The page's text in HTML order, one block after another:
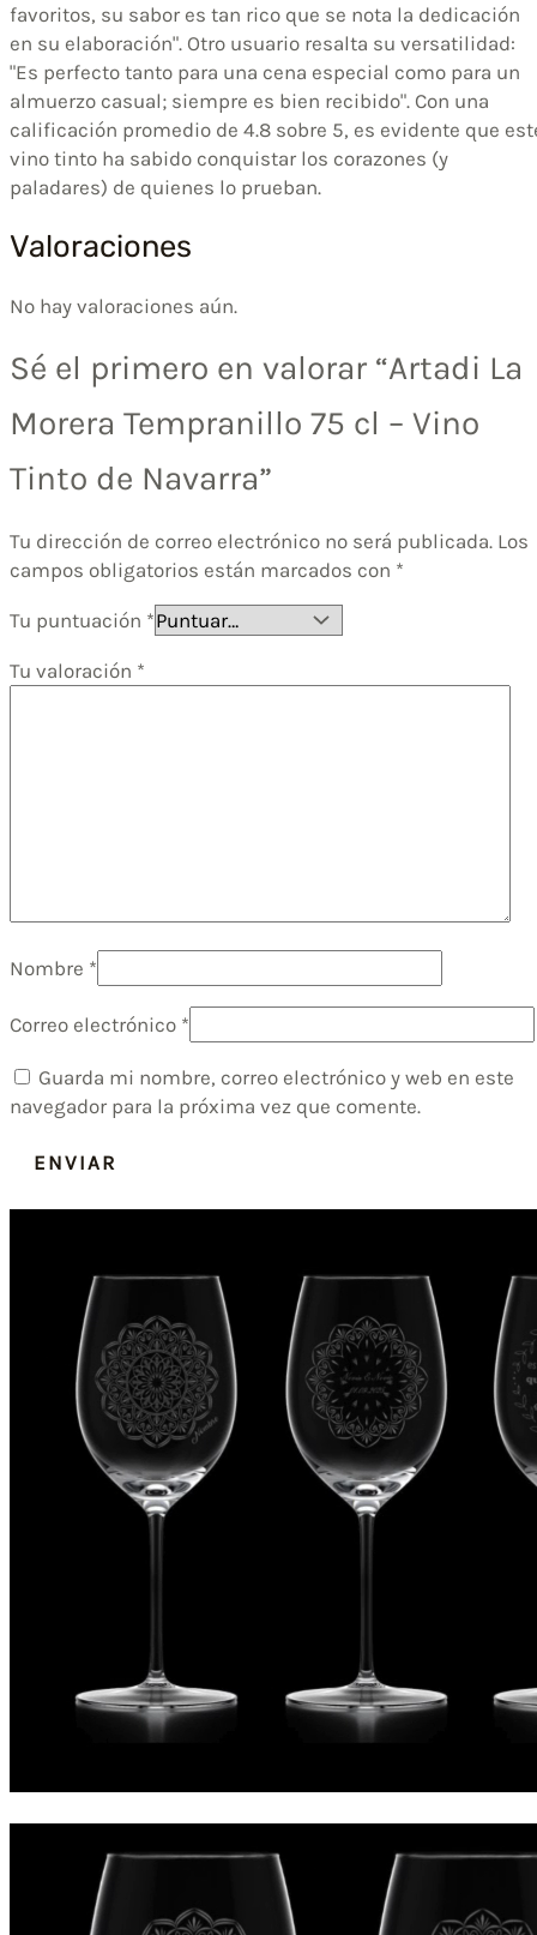
favoritos, su sabor es tan rico que se nota la dedicación
en su elaboración". Otro usuario resalta su versatilidad:
"Es perfecto tanto para una cena especial como para un
almuerzo casual; siempre es bien recibido". Con una
calificación promedio de 4.8 sobre 5, es evidente que
vino tinto ha sabido conquistar los corazones (y
paladares) de quienes lo prueban.
Valoraciones
No hay valoraciones aún.
Sé el primero en valorar “Artadi La
Morera Tempranillo 75 cl – Vino
Tinto de Navarra”
Tu dirección de correo electrónico no será publicada. Los
campos obligatorios están marcados con *
Tu puntuación *
Tu valoración *
Nombre *
Correo electrónico *
Guarda mi nombre, correo electrónico y web en este
navegador para la próxima vez que comente.